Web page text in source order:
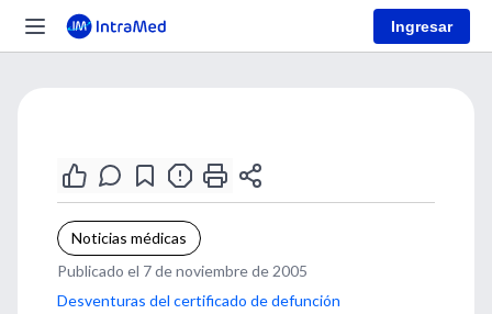
Ingresar
Noticias médicas
Publicado el 7 de noviembre de 2005
Desventuras del certificado de defunción